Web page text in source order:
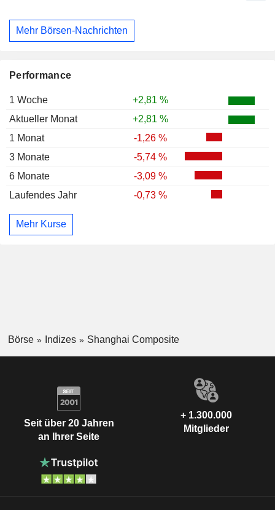
Mehr Börsen-Nachrichten
Performance
1 Woche
+2,81 %
Aktueller Monat
+2,81 %
1 Monat
-1,26 %
3 Monate
-5,74 %
6 Monate
-3,09 %
Laufendes Jahr
-0,73 %
Mehr Kurse
Börse Indizes Shanghai Composite
Seit über 20 Jahren
an Ihrer Seite
+ 1.300.000
Mitglieder